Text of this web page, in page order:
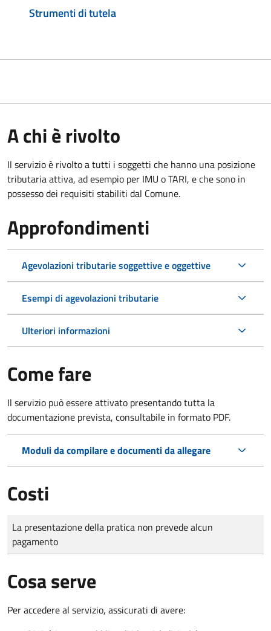
Strumenti di tutela
A chi è rivolto
Il servizio è rivolto a tutti i soggetti che hanno una posizione
tributaria attiva, ad esempio per IMU o TARI, e che sono in
possesso dei requisiti stabiliti dal Comune.
Approfondimenti
Agevolazioni tributarie soggettive e oggettive
Esempi di agevolazioni tributarie
Ulteriori informazioni
Come fare
Il servizio può essere attivato presentando tutta la
documentazione prevista, consultabile in formato PDF.
Moduli da compilare e documenti da allegare
Costi
Tipo di pagamento
Importo
La presentazione della pratica non prevede alcun
pagamento
Cosa serve
Per accedere al servizio, assicurati di avere: